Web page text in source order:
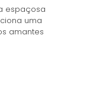
espaçosa
uma
amantes